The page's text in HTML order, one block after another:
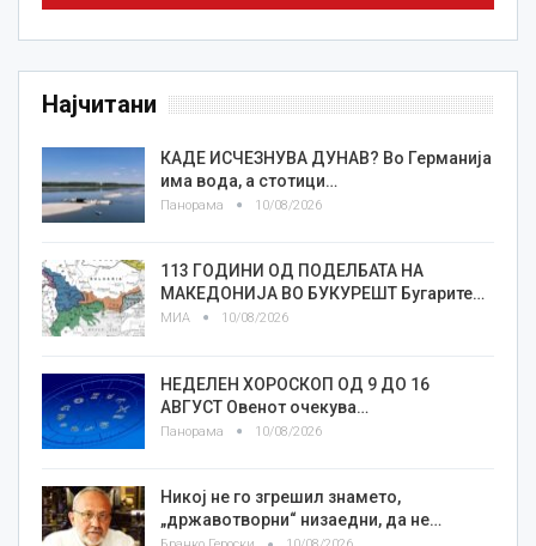
Најчитани
КАДЕ ИСЧЕЗНУВА ДУНАВ? Во Германија
има вода, а стотици…
Панорама 10/08/2026
113 ГОДИНИ ОД ПОДЕЛБАТА НА
МАКЕДОНИЈА ВО БУКУРЕШТ Бугарите…
МИА 10/08/2026
НЕДЕЛЕН ХОРОСКОП ОД 9 ДО 16
АВГУСТ Овенот очекува…
Панорама 10/08/2026
Никој не го згрешил знамето,
„државотворни“ низаедни, да не…